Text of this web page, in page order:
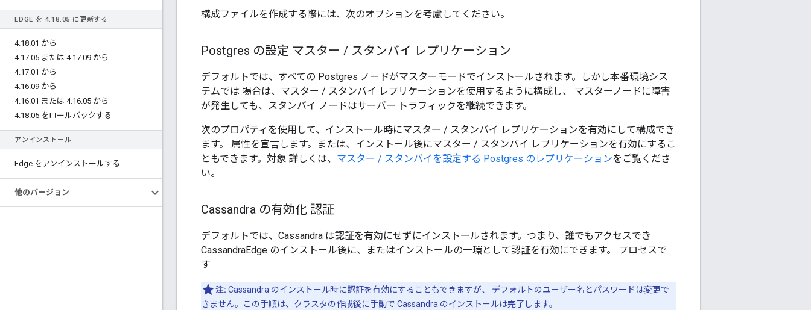
EDGE を 4.18.05 に更新する
4.18.01 から
4.17.05 または 4.17.09 から
4.17.01 から
4.16.09 から
4.16.01 または 4.16.05 から
4.18.05 をロールバックする
アンインストール
Edge をアンインストールする
他のバージョン
構成ファイルを作成する際には、次のオプションを考慮してください。
Postgres の設定 マスター / スタンバイ レプリケーション
デフォルトでは、すべての Postgres ノードがマスターモードでインストールされます。しかし本番環境シス
テムでは 場合は、マスター / スタンバイ レプリケーションを使用するように構成し、 マスターノードに障害
が発生しても、スタンバイ ノードはサーバー トラフィックを継続できます。
次のプロパティを使用して、インストール時にマスター / スタンバイ レプリケーションを有効にして構成でき
ます。 属性を宣言します。または、インストール後にマスター / スタンバイ レプリケーションを有効にするこ
ともできます。対象 詳しくは、 マスター / スタンバイを設定する Postgres のレプリケーションをご覧くださ
い。
Cassandra の有効化 認証
デフォルトでは、Cassandra は認証を有効にせずにインストールされます。つまり、誰でもアクセスでき
CassandraEdge のインストール後に、またはインストールの一環として認証を有効にできます。 プロセスで
す
注: Cassandra のインストール時に認証を有効にすることもできますが、 デフォルトのユーザー名とパスワードは変更で
きません。この手順は、クラスタの作成後に手動で Cassandra のインストールは完了します。